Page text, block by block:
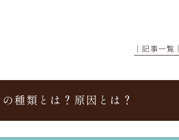
│記事一覧│
種類とは？原因とは？